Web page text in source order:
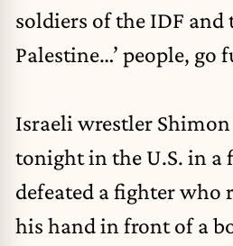
soldiers of the IDF and
Palestine…’ people, go
Israeli wrestler
tonight in the U.S. in a
defeated a fighter who
his hand in front of a